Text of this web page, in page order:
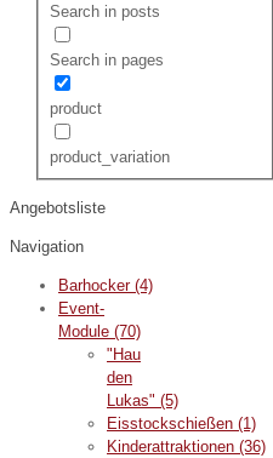
Search in posts
Search in pages
product
product_variation
Angebotsliste
Navigation
Barhocker (4)
Event-
Module (70)
"Hau
den
Lukas" (5)
Eisstockschießen (1)
Kinderattraktionen (36)